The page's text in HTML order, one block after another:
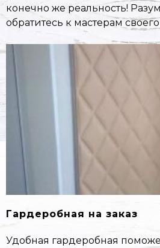
конечно же реальность!
обратитесь к мастерам
Гардеробная на заказ
Удобная гардеробная